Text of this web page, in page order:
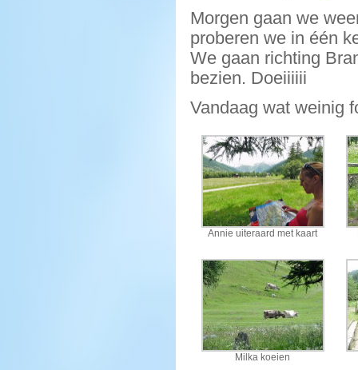
Morgen gaan we
proberen we in één
We gaan richting
bezien. Doeiiiiii
Vandaag wat weinig
Annie uiteraard met kaart
Milka koeien